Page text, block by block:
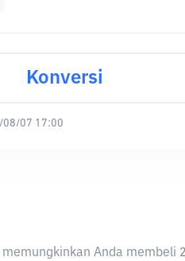
Konversi
08/07 17:00
Anda membeli